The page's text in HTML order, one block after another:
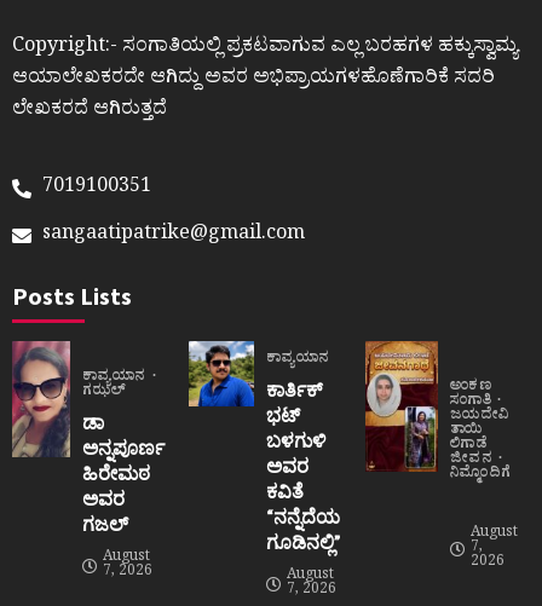
Copyright:- ಸಂಗಾತಿಯಲ್ಲಿ ಪ್ರಕಟವಾಗುವ ಎಲ್ಲ ಬರಹಗಳ ಹಕ್ಕುಸ್ವಾಮ್ಯ
ಆಯಾಲೇಖಕರದೇ ಆಗಿದ್ದು ಅವರ ಅಭಿಪ್ರಾಯಗಳಹೊಣೆಗಾರಿಕೆ ಸದರಿ
ಲೇಖಕರದೆ ಆಗಿರುತ್ತದೆ
7019100351
sangaatipatrike@gmail.com
Posts Lists
ಕಾವ್ಯಯಾನ
ಗಝಲ್
ಡಾ
ಅನ್ನಪೂರ್ಣ
ಹಿರೇಮಠ
ಅವರ
ಗಜಲ್
August
7, 2026
ಕಾವ್ಯಯಾನ
ಕಾರ್ತಿಕ್
ಭಟ್
ಬಳಗುಳಿ
ಅವರ
ಕವಿತೆ
“ನನ್ನೆದೆಯ
ಗೂಡಿನಲ್ಲಿ”
August
7, 2026
ಅಂಕಣ
ಸಂಗಾತಿ
ಜಯದೇವಿ
ತಾಯಿ
ಲಿಗಾಡೆ
ಜೀವನ
ನಿಮ್ಮೊಂದಿಗೆ
August
7,
2026